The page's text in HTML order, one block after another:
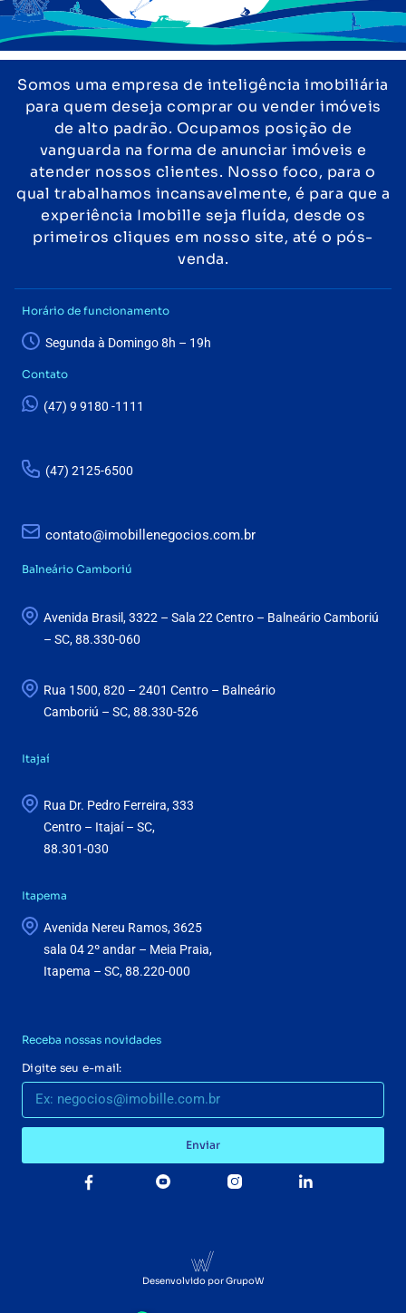
Somos uma empresa de inteligência imobiliária
para quem deseja comprar ou vender imóveis
de alto padrão. Ocupamos posição de
vanguarda na forma de anunciar imóveis e
atender nossos clientes. Nosso foco, para o
qual trabalhamos incansavelmente, é para que a
experiência Imobille seja fluída, desde os
primeiros cliques em nosso site, até o pós-
venda.
Horário de funcionamento
Segunda à Domingo 8h – 19h
Contato
(47) 9 9180 -1111
(47) 2125-6500
contato@imobillenegocios.com.br
Balneário Camboriú
Avenida Brasil, 3322 – Sala 22 Centro – Balneário Camboriú
– SC, 88.330-060
Rua 1500, 820 – 2401 Centro – Balneário
Camboriú – SC, 88.330-526
Itajaí
Rua Dr. Pedro Ferreira, 333
Centro – Itajaí – SC,
88.301-030
Itapema
Avenida Nereu Ramos, 3625
sala 04 2º andar – Meia Praia,
Itapema – SC, 88.220-000
Receba nossas novidades
Digite seu e-mail:
Enviar
Desenvolvido por GrupoW